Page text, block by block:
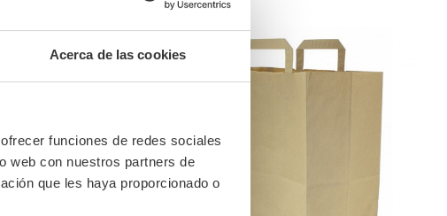
Acerca de las cookies
funciones de redes sociales
web con nuestros partners de
que les haya proporcionado o